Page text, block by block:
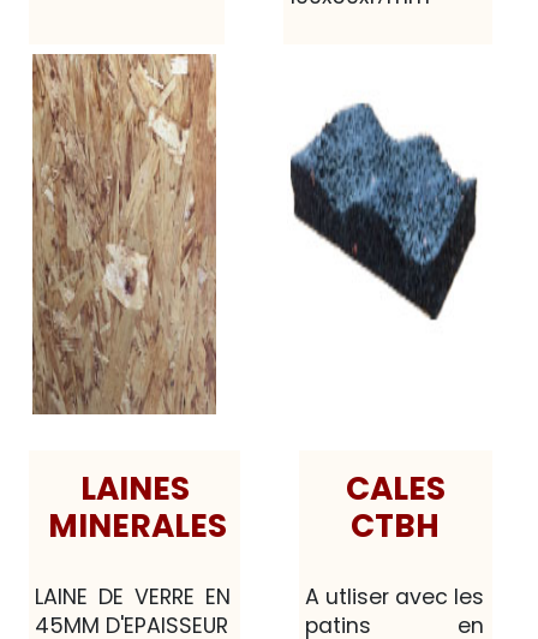
LAINES
MINERALES
LAINE DE VERRE EN
45MM D'EPAISSEUR
CALES
CTBH
A utliser avec les
patins en